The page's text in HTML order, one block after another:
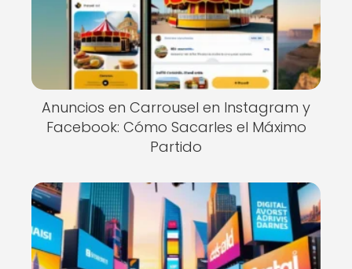
Anuncios en Carrousel en Instagram y
Facebook: Cómo Sacarles el Máximo
Partido